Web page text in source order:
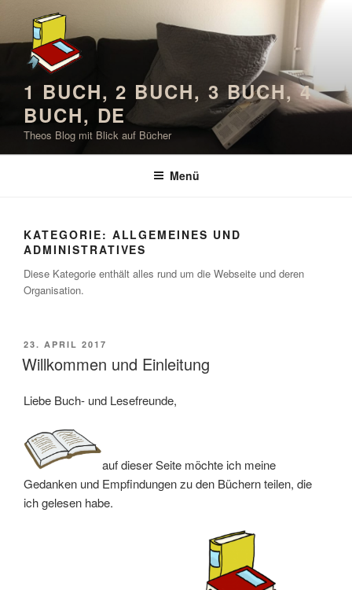
springen
1 BUCH, 2 BUCH, 3 BUCH, 4
BUCH, DE
Theos Blog mit Blick auf Bücher
Menü
KATEGORIE: ALLGEMEINES UND
ADMINISTRATIVES
Diese Kategorie enthält alles rund um die Webseite und deren
Organisation.
VERÖFFENTLICHT
AM
23. APRIL 2017
Willkommen und Einleitung
Liebe Buch- und Lesefreunde,
auf dieser Seite möchte ich meine
Gedanken und Empfindungen zu den Büchern teilen, die
ich gelesen habe.